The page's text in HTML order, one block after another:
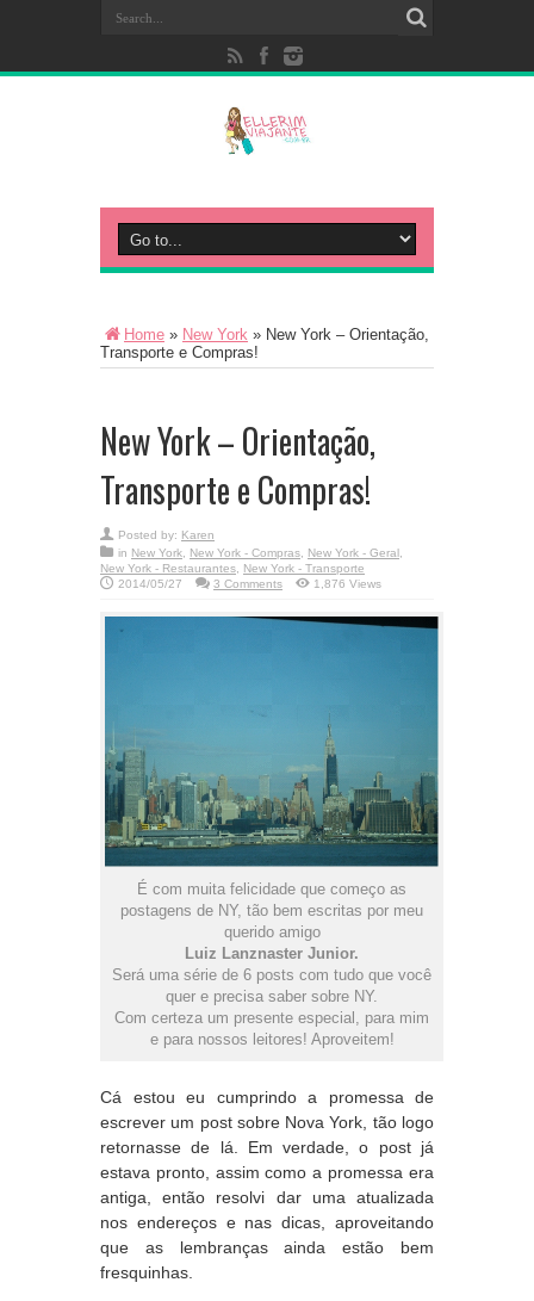
Home » New York » New York – Orientação,
Transporte e Compras!
New York – Orientação,
Transporte e Compras!
Posted by: Karen
in New York, New York - Compras, New York - Geral,
New York - Restaurantes, New York - Transporte
2014/05/27
3 Comments 1,876 Views
É com muita felicidade que começo as
postagens de NY, tão bem escritas por meu
querido amigo
Luiz Lanznaster Junior.
Será uma série de 6 posts com tudo que você
quer e precisa saber sobre NY.
Com certeza um presente especial, para mim
e para nossos leitores! Aproveitem!
Cá estou eu cumprindo a promessa de
escrever um post sobre Nova York, tão logo
retornasse de lá. Em verdade, o post já
estava pronto, assim como a promessa era
antiga, então resolvi dar uma atualizada
nos endereços e nas dicas, aproveitando
que as lembranças ainda estão bem
fresquinhas.